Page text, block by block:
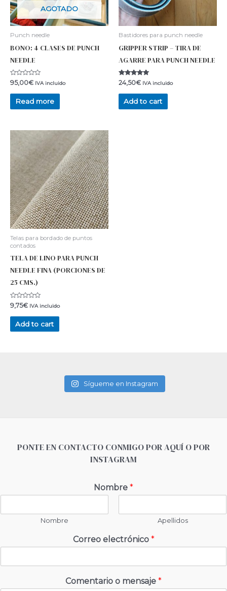
AGOTADO
Punch needle
BONO: 4 CLASES DE PUNCH
NEEDLE
Rated
0
out
95,00€ IVA incluido
Read more
Bastidores para punch needle
GRIPPER STRIP – TIRA DE
AGARRE PARA PUNCH NEEDLE
Rated
5.00
out of 5
24,50€ IVA incluido
Add to cart
Telas para bordado de puntos
contados
TELA DE LINO PARA PUNCH
NEEDLE FINA (PORCIONES DE
25 CMS.)
Rated
0
out
9,75€ IVA incluido
Add to cart
Sígueme en Instagram
PONTE EN CONTACTO CONMIGO POR AQUÍ O POR
INSTAGRAM
Nombre *
Nombre Apellidos
Correo electrónico *
Comentario o mensaje *